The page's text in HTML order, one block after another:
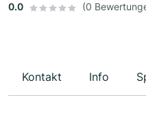
0.0
(0
Kontakt Info